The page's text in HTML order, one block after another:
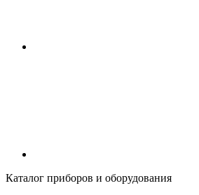
Каталог приборов и оборудования